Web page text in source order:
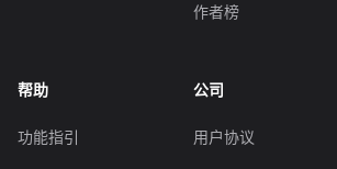
作者榜
帮助
功能指引
公司
用户协议